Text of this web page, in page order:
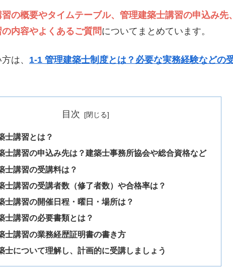
の概要やタイムテーブル、管理建築士講習の申込み先
内容やよくあるご質問についてまとめています。
は、 1-1 管理建築士制度とは？必要な実務経験などの
目次
士講習とは？
士講習の申込み先は？建築士事務所協会や総合資格など
士講習の受講料は？
士講習の受講者数（修了者数）や合格率は？
士講習の開催日程・曜日・場所は？
士講習の必要書類とは？
士講習の業務経歴証明書の書き方
士について理解し、計画的に受講しましょう